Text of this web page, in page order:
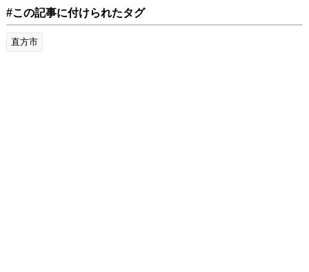
#この記事に付けられたタグ
直方市